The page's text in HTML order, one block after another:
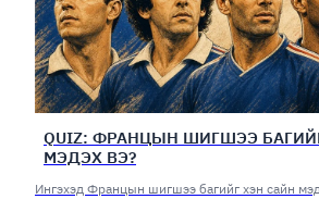
QUIZ: ФРАНЦЫН ШИГШЭЭ
МЭДЭХ ВЭ?
Ингэхэд Францын шигшээ багийг хэн сайн